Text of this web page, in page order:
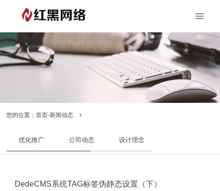
您的位置：首页-新闻动态
优化推广 公司动态 设计理念
DedeCMS系统TAG标签伪静态设置（下）